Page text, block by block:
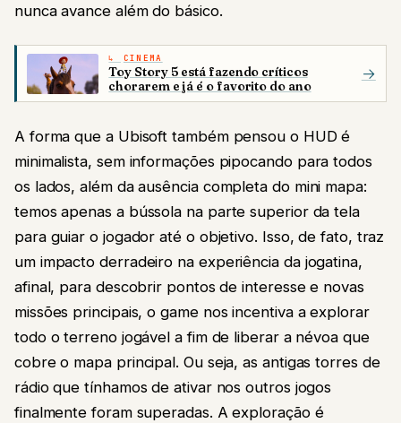
nunca avance além do básico.
CINEMA
Toy Story 5 está fazendo críticos
chorarem e já é o favorito do ano
→
A forma que a Ubisoft também pensou o HUD é
minimalista, sem informações pipocando para todos
os lados, além da ausência completa do mini mapa:
temos apenas a bússola na parte superior da tela
para guiar o jogador até o objetivo. Isso, de fato, traz
um impacto derradeiro na experiência da jogatina,
afinal, para descobrir pontos de interesse e novas
missões principais, o game nos incentiva a explorar
todo o terreno jogável a fim de liberar a névoa que
cobre o mapa principal. Ou seja, as antigas torres de
rádio que tínhamos de ativar nos outros jogos
finalmente foram superadas. A exploração é